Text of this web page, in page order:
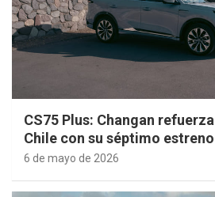
CS75 Plus: Changan
Chile con su séptimo
6 de mayo de 2026